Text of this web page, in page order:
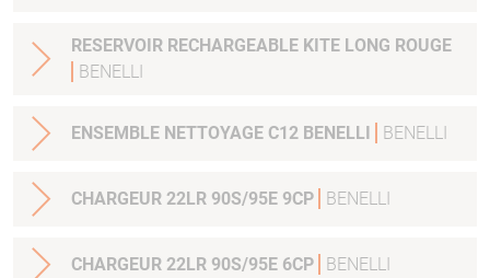
RESERVOIR RECHARGEABLE KITE LONG ROUGE
BENELLI
ENSEMBLE NETTOYAGE C12 BENELLI BENELLI
CHARGEUR 22LR 90S/95E 9CP BENELLI
CHARGEUR 22LR 90S/95E 6CP BENELLI